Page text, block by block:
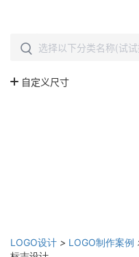
LOGO设计 > LOGO制作案例